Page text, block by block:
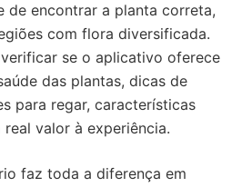
de encontrar a planta correta,
com flora diversificada.
se o aplicativo oferece
das plantas, dicas de
para regar, características
valor à experiência.
faz toda a diferença em